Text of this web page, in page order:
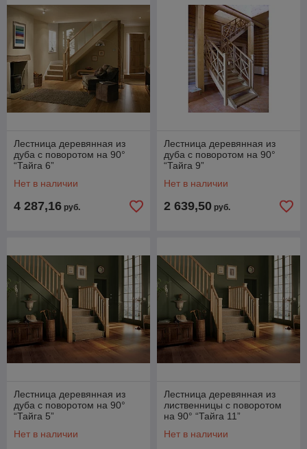
Лестница деревянная из
дуба с поворотом на 90°
“Тайга 6”
Нет в наличии
4 287,16 руб.
Лестница деревянная из
дуба с поворотом на 90°
“Тайга 9”
Нет в наличии
2 639,50 руб.
Лестница деревянная из
дуба с поворотом на 90°
“Тайга 5”
Нет в наличии
Лестница деревянная из
лиственницы с поворотом
на 90° “Тайга 11”
Нет в наличии